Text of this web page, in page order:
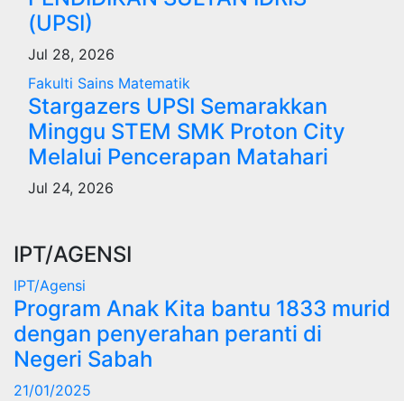
(UPSI)
Jul 28, 2026
Fakulti Sains Matematik
Stargazers UPSI Semarakkan
Minggu STEM SMK Proton City
Melalui Pencerapan Matahari
Jul 24, 2026
IPT/AGENSI
IPT/Agensi
Program Anak Kita bantu 1833 murid
dengan penyerahan peranti di
Negeri Sabah
21/01/2025